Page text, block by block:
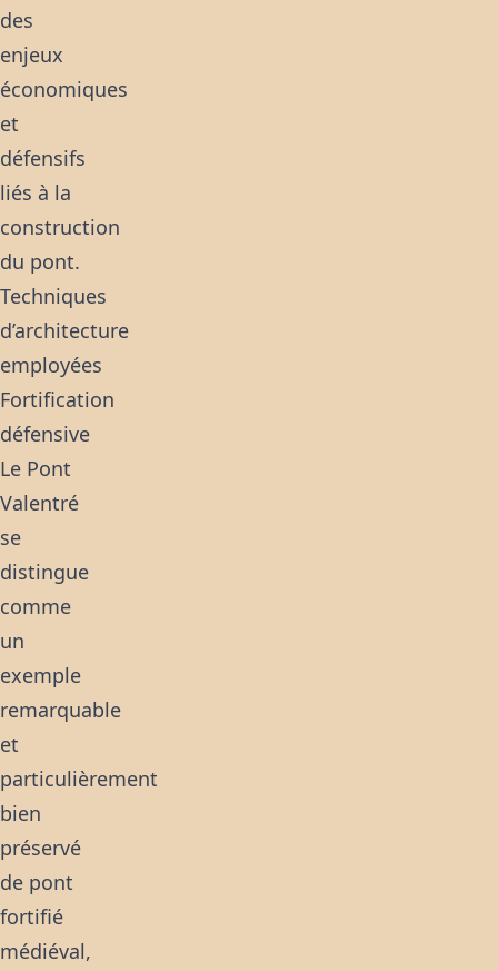
des
enjeux
économiques
et
défensifs
liés à la
construction
du pont.
Techniques
d’architecture
employées
Fortification
défensive
Le Pont
Valentré
se
distingue
comme
un
exemple
remarquable
et
particulièrement
bien
préservé
de pont
fortifié
médiéval,